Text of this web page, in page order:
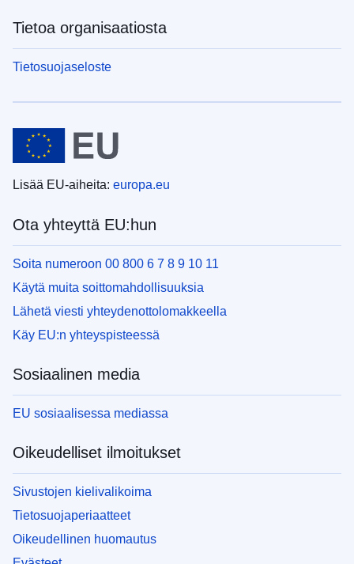
Tietoa organisaatiosta
Tietosuojaseloste
Lisää EU-aiheita: europa.eu
Ota yhteyttä EU:hun
Soita numeroon 00 800 6 7 8 9 10 11
Käytä muita soittomahdollisuuksia
Lähetä viesti yhteydenottolomakkeella
Käy EU:n yhteyspisteessä
Sosiaalinen media
EU sosiaalisessa mediassa
Oikeudelliset ilmoitukset
Sivustojen kielivalikoima
Tietosuojaperiaatteet
Oikeudellinen huomautus